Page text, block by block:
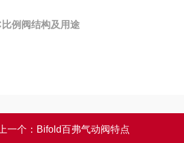
例阀结构及用途
一个： Bifold百弗气动阀特点